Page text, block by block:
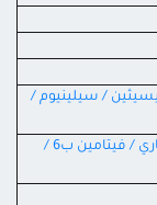
/ سيلينيوم /
عنب الدب / قرع العسل / خوخ أفريقي / بلميط منشاري / فيتامين ب6 /